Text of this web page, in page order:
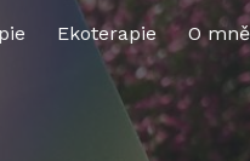
Skip to
Ekoterapie O mně